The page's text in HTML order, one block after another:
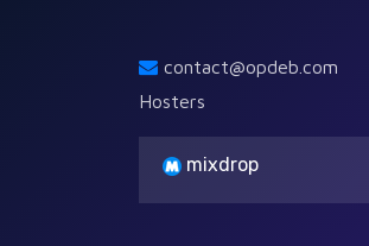
contact@opdeb.com
Hosters
mixdrop